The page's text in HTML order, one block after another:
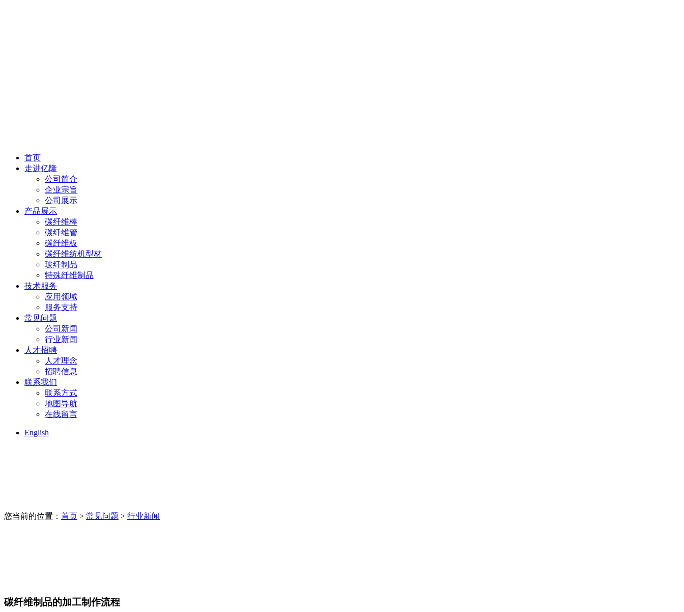
首页
走进亿隆
公司简介
企业宗旨
公司展示
产品展示
碳纤维棒
碳纤维管
碳纤维板
碳纤维纺机型材
玻纤制品
特殊纤维制品
技术服务
应用领域
服务支持
常见问题
公司新闻
行业新闻
人才招聘
人才理念
招聘信息
联系我们
联系方式
地图导航
在线留言
English
您当前的位置： 首页 > 常见问题 > 行业新闻
碳纤维制品的加工制作流程